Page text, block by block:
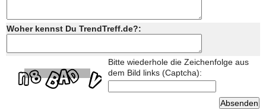
Woher kennst Du TrendTreff.de?:
Bitte wiederhole die Zeichenfolge aus
dem Bild links (Captcha):